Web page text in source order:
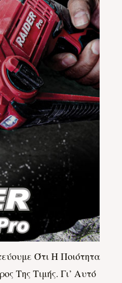
Ότι Η Ποιότητα
Της Τιμής. Γι’ Αυτό